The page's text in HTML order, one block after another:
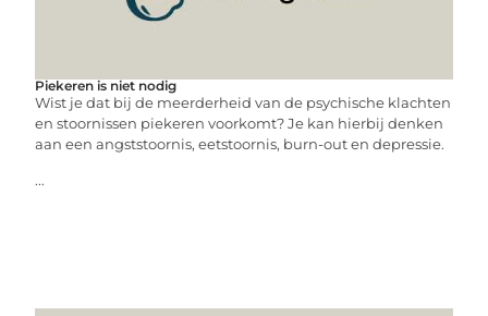
Piekeren is niet nodig
Wist je dat bij de meerderheid van de psychische klachten
en stoornissen piekeren voorkomt? Je kan hierbij denken
aan een angststoornis, eetstoornis, burn-out en depressie.
...